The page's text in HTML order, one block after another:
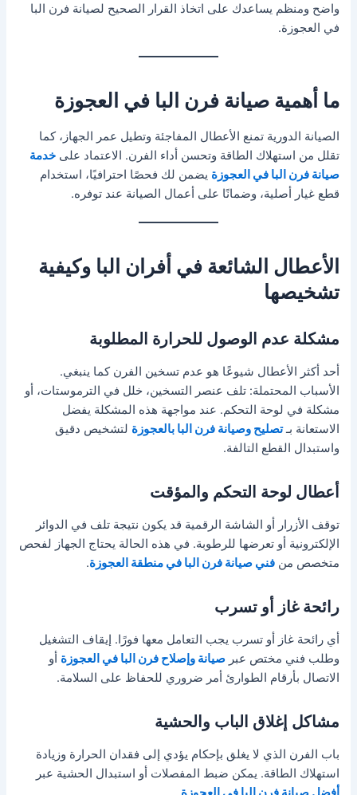
واضح ومنظم يساعدك على اتخاذ القرار الصحيح لصيانة فرن البا
في العجوزة.
ما أهمية صيانة فرن البا في العجوزة
الصيانة الدورية تمنع الأعطال المفاجئة وتطيل عمر الجهاز، كما
تقلل من استهلاك الطاقة وتحسن أداء الفرن. الاعتماد علىخدمة
صيانة فرن البا في العجوزة يضمن لك فحصًا احترافيًا، استخدام
قطع غيار أصلية، وضمانًا على أعمال الصيانة عند توفره.
الأعطال الشائعة في أفران البا وكيفية
تشخيصها
مشكلة عدم الوصول للحرارة المطلوبة
أحد أكثر الأعطال شيوعًا هو عدم تسخين الفرن كما ينبغي.
الأسباب المحتملة: تلف عنصر التسخين، خلل في الترموستات، أو
مشكلة في لوحة التحكم. عند مواجهة هذه المشكلة يفضل
الاستعانة بـتصليح وصيانة فرن البا بالعجوزة لتشخيص دقيق
واستبدال القطع التالفة.
أعطال لوحة التحكم والمؤقت
توقف الأزرار أو الشاشة الرقمية قد يكون نتيجة تلف في الدوائر
الإلكترونية أو تعرضها للرطوبة. في هذه الحالة يحتاج الجهاز لفحص
متخصص منفني صيانة فرن البا في منطقة العجوزة.
رائحة غاز أو تسرب
أي رائحة غاز أو تسرب يجب التعامل معها فورًا. إيقاف التشغيل
وطلب فني مختص عبرصيانة وإصلاح فرن البا في العجوزة أو
الاتصال بأرقام الطوارئ أمر ضروري للحفاظ على السلامة.
مشاكل إغلاق الباب والحشية
باب الفرن الذي لا يغلق بإحكام يؤدي إلى فقدان الحرارة وزيادة
استهلاك الطاقة. يمكن ضبط المفصلات أو استبدال الحشية عبر